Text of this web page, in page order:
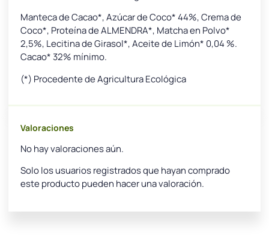
Manteca de Cacao*, Azúcar de Coco* 44%, Crema de
Coco*, Proteína de ALMENDRA*, Matcha en Polvo*
2,5%, Lecitina de Girasol*, Aceite de Limón* 0,04 %.
Cacao* 32% mínimo.
(*) Procedente de Agricultura Ecológica
Valoraciones
No hay valoraciones aún.
Solo los usuarios registrados que hayan comprado
este producto pueden hacer una valoración.